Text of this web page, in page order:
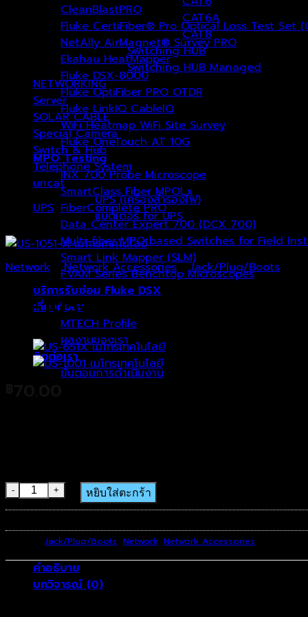
CleanBlastPRO
Fluke CertiFiber® Pro Optical Loss Test Set
NetAlly AirMagnet® Survey PRO
Ekahau HeatMapper
Fluke DSX-8000
Fluke OptiFiber PRO OTDR
Fluke LinkIQ CableIQ
WiFi Heatmap WiFi Site Survey
Fluke OneTouch AT 10G
MPO Testing
INX 700 Probe Microscope
SmartClass Fiber MPOLx
FiberComplete PRO
Data Center Expert 700 (DCX 700)
Multi-fiber MPO based Switches for Field
Smart Link Mapper (SLM)
FVAM Series Benchtop Microscopes
บริการรับซ่อม Fluke DSX
เกี่ยวกับเรา
MTECH Profile
ผลงานของเรา
ติดต่อเรา
ขั้นตอนการดำเนินงาน
CAT6A
CAT8
Switching HUB
Switching HUB Managed
NETWORKING(1)
Server(0)
SOLAR CABLE(3)
Special Camera(27)
Switch & Hub(7)
Telephone System
uncat(1)
UPS (0)
UPS (เครื่องสำรองไฟ)
แบตเตอรี่ for UPS
Network Network Accessories / Jack/Plug/Boots
US-1051-X
จำนวน US-1051-X ชิ้นหยิบใส่ตะกร้า
Jack/Plug/Boots Network, Network Accessories
คำอธิบาย
บทวิจารณ์ (0)